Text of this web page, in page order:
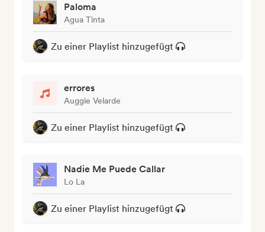
Paloma
Agua Tinta
Zu einer Playlist hinzugefügt
errores
Auggie Velarde
Zu einer Playlist hinzugefügt
Nadie Me Puede Callar
Lo La
Zu einer Playlist hinzugefügt